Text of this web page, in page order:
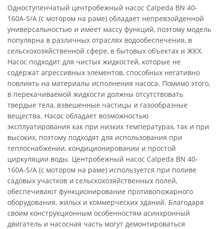
Одноступенчатый центробежный насос Calpeda BN 40-
160A-S/A (с мотором на раме) обладает непревзойденной
универсальностью и имеет массу функций, поэтому модель
популярна в различных отраслях водообеспечения, в
сельскохозяйственной сфере, в бытовых объектах и ЖКХ.
Насос подходит для чистых жидкостей, которые не
содержат агрессивных элементов, способных негативно
повлиять на материалы исполнения насоса. Помимо этого,
в перекачиваемой жидкости должны отсутствовать
твердые тела, взвешенные частицы и газообразные
вещества. Насос обладает возможностью
эксплуатирования как при низких температурах, так и при
высоких, поэтому подходят для использования при
теплоснабжении, кондиционировании и простой
циркуляции воды. Центробежный насос Calpeda BN 40-
160A-S/A (с мотором на раме) используется при поливе
садовых участков и сельскохозяйственных полей,
обеспечивают функционирование противопожарного
оборудования, жилых и коммерческих зданий. Благодаря
своим конструкционным особенностям асинхронный
двигатель и насосная часть могут демонтироваться